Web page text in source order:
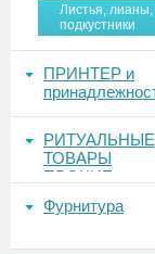
Листья, лианы,
подкустники
ПРИНТЕР и
РИТУАЛЬНЫЕ
ТОВАРЫ
ПРОЧИЕ
Фурнитура